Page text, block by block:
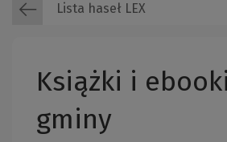
Lista haseł LEX
Książki i
gminy